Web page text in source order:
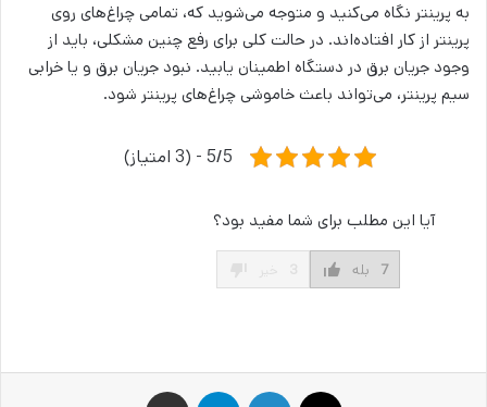
به پرینتر نگاه می‌کنید و متوجه می‌شوید که، تمامی چراغ‌های روی
پرینتر از کار افتاده‌اند. در حالت کلی برای رفع چنین مشکلی، باید از
وجود جریان برق در دستگاه اطمینان یابید. نبود جریان برق و یا خرابی
سیم پرینتر، می‌تواند باعث خاموشی چراغ‌های پرینتر شود.
5/5 - (3 امتیاز)
آیا این مطلب برای شما مفید بود؟
بله 7
لینکدین تلگرام